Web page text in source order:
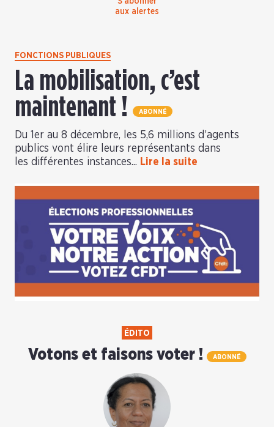
aux alertes
FONCTIONS PUBLIQUES
La mobilisation, c’est
maintenant !
ABONNÉ
Du 1er au 8 décembre, les 5,6 millions d’agents
publics vont élire leurs représentants dans
les différentes instances... Lire la suite
ÉDITO
Votons et faisons voter ! ABONNÉ